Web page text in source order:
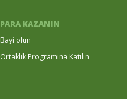
PARA KAZANIN
Bayi olun
Ortaklık Programına Katılın